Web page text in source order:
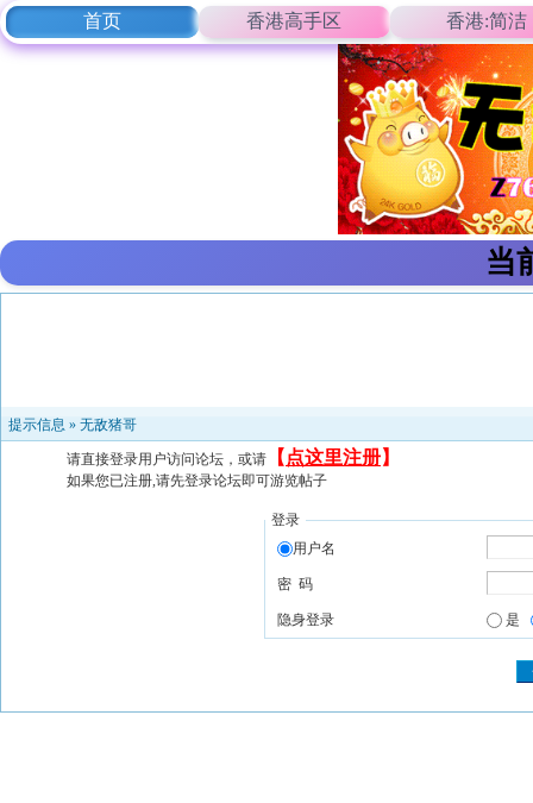
首页 香港高手区 香港:简洁
当
提示信息 » 无敌猪哥
请直接登录用户访问论坛，或请 【 点这里注册】
如果您已注册,请先登录论坛即可游览帖子
登录
用户名
密 码
隐身登录 是